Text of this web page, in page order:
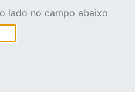
lado no campo abaixo